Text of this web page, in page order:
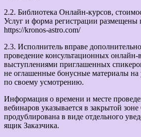
2.2. Библиотека Онлайн-курсов,
Услуг и форма регистрации размещены
https://kronos-astro.com/
2.3. Исполнитель вправе
проведение консультационных онлайн-
выступлениями приглашенных
не оглашенные бонусные материалы на
по своему усмотрению.
Информация о времени и месте
вебинаров указывается в закрытой
продублирована в виде отдельного
ящик Заказчика.